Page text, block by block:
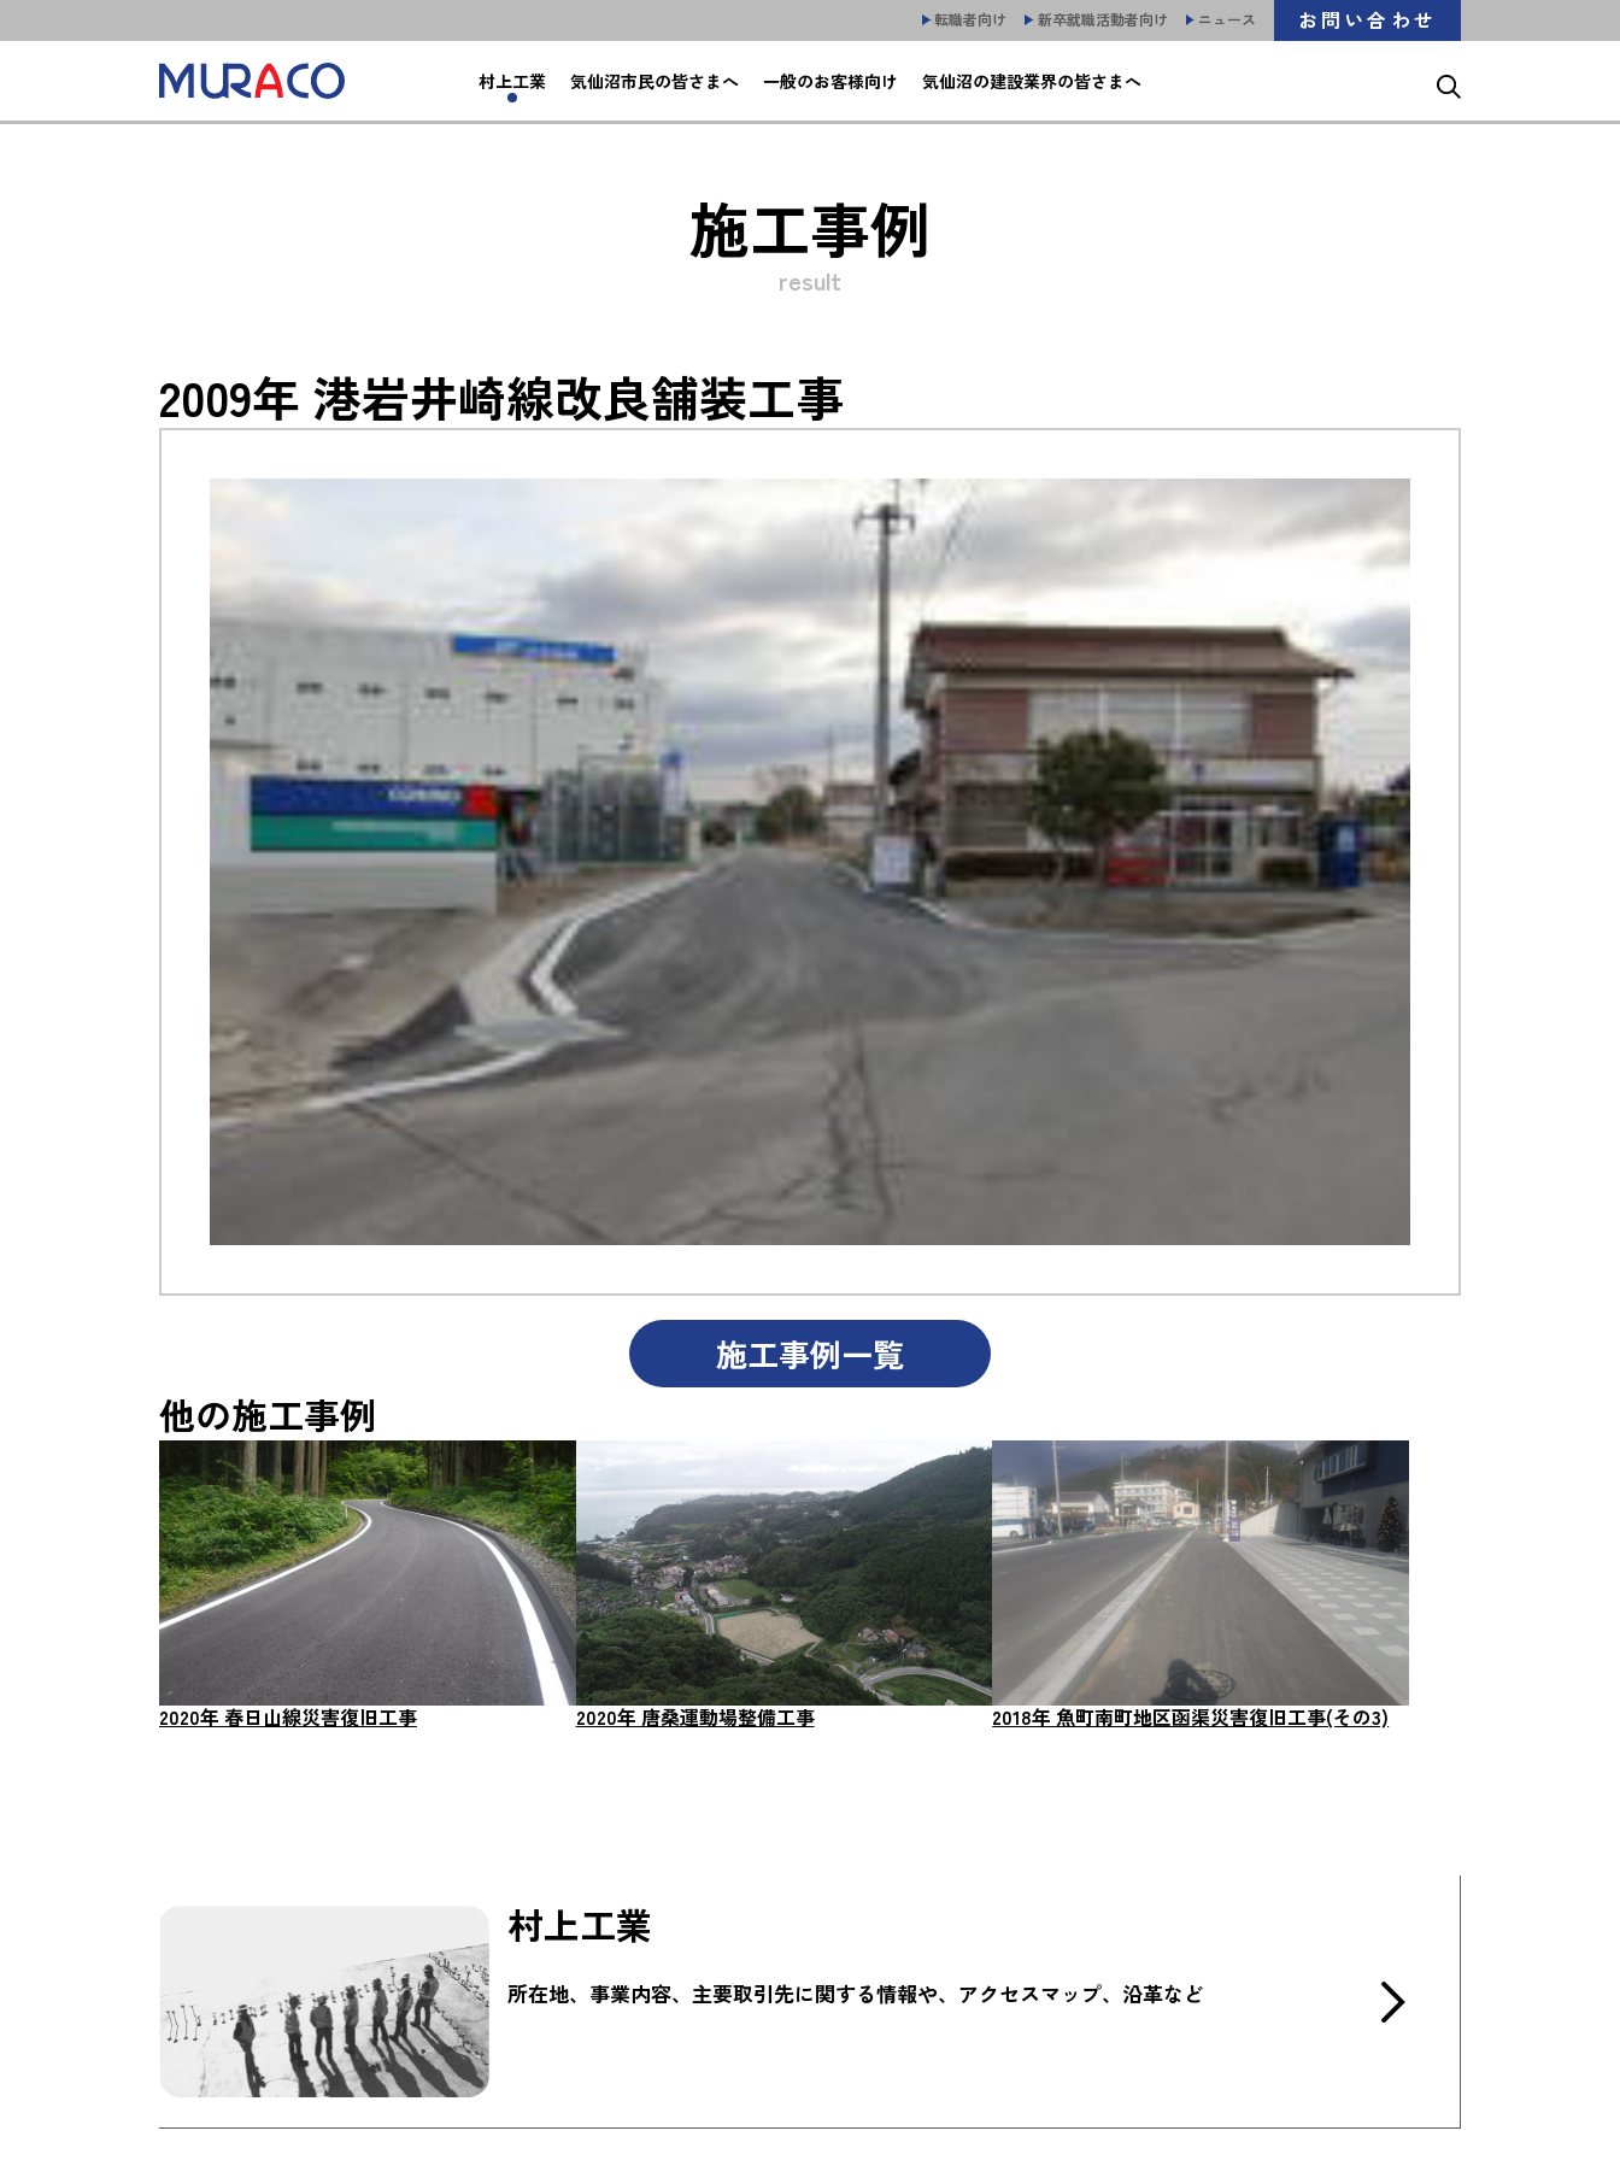
転職者向け 新卒就職活動者向け ニュース お問い合わせ
村上工業 気仙沼市民の皆さまへ 一般のお客様向け 気仙沼の建設業界の皆さまへ
施工事例
result
2009年 港岩井崎線改良舗装工事
施工事例一覧
他の施工事例
2020年 春日山線災害復旧工事 2020年 唐桑運動場整備工事 2018年 魚町南町地区函渠災害復旧工事(その3)
村上工業
所在地、事業内容、主要取引先に関する情報や、アクセスマップ、沿革など